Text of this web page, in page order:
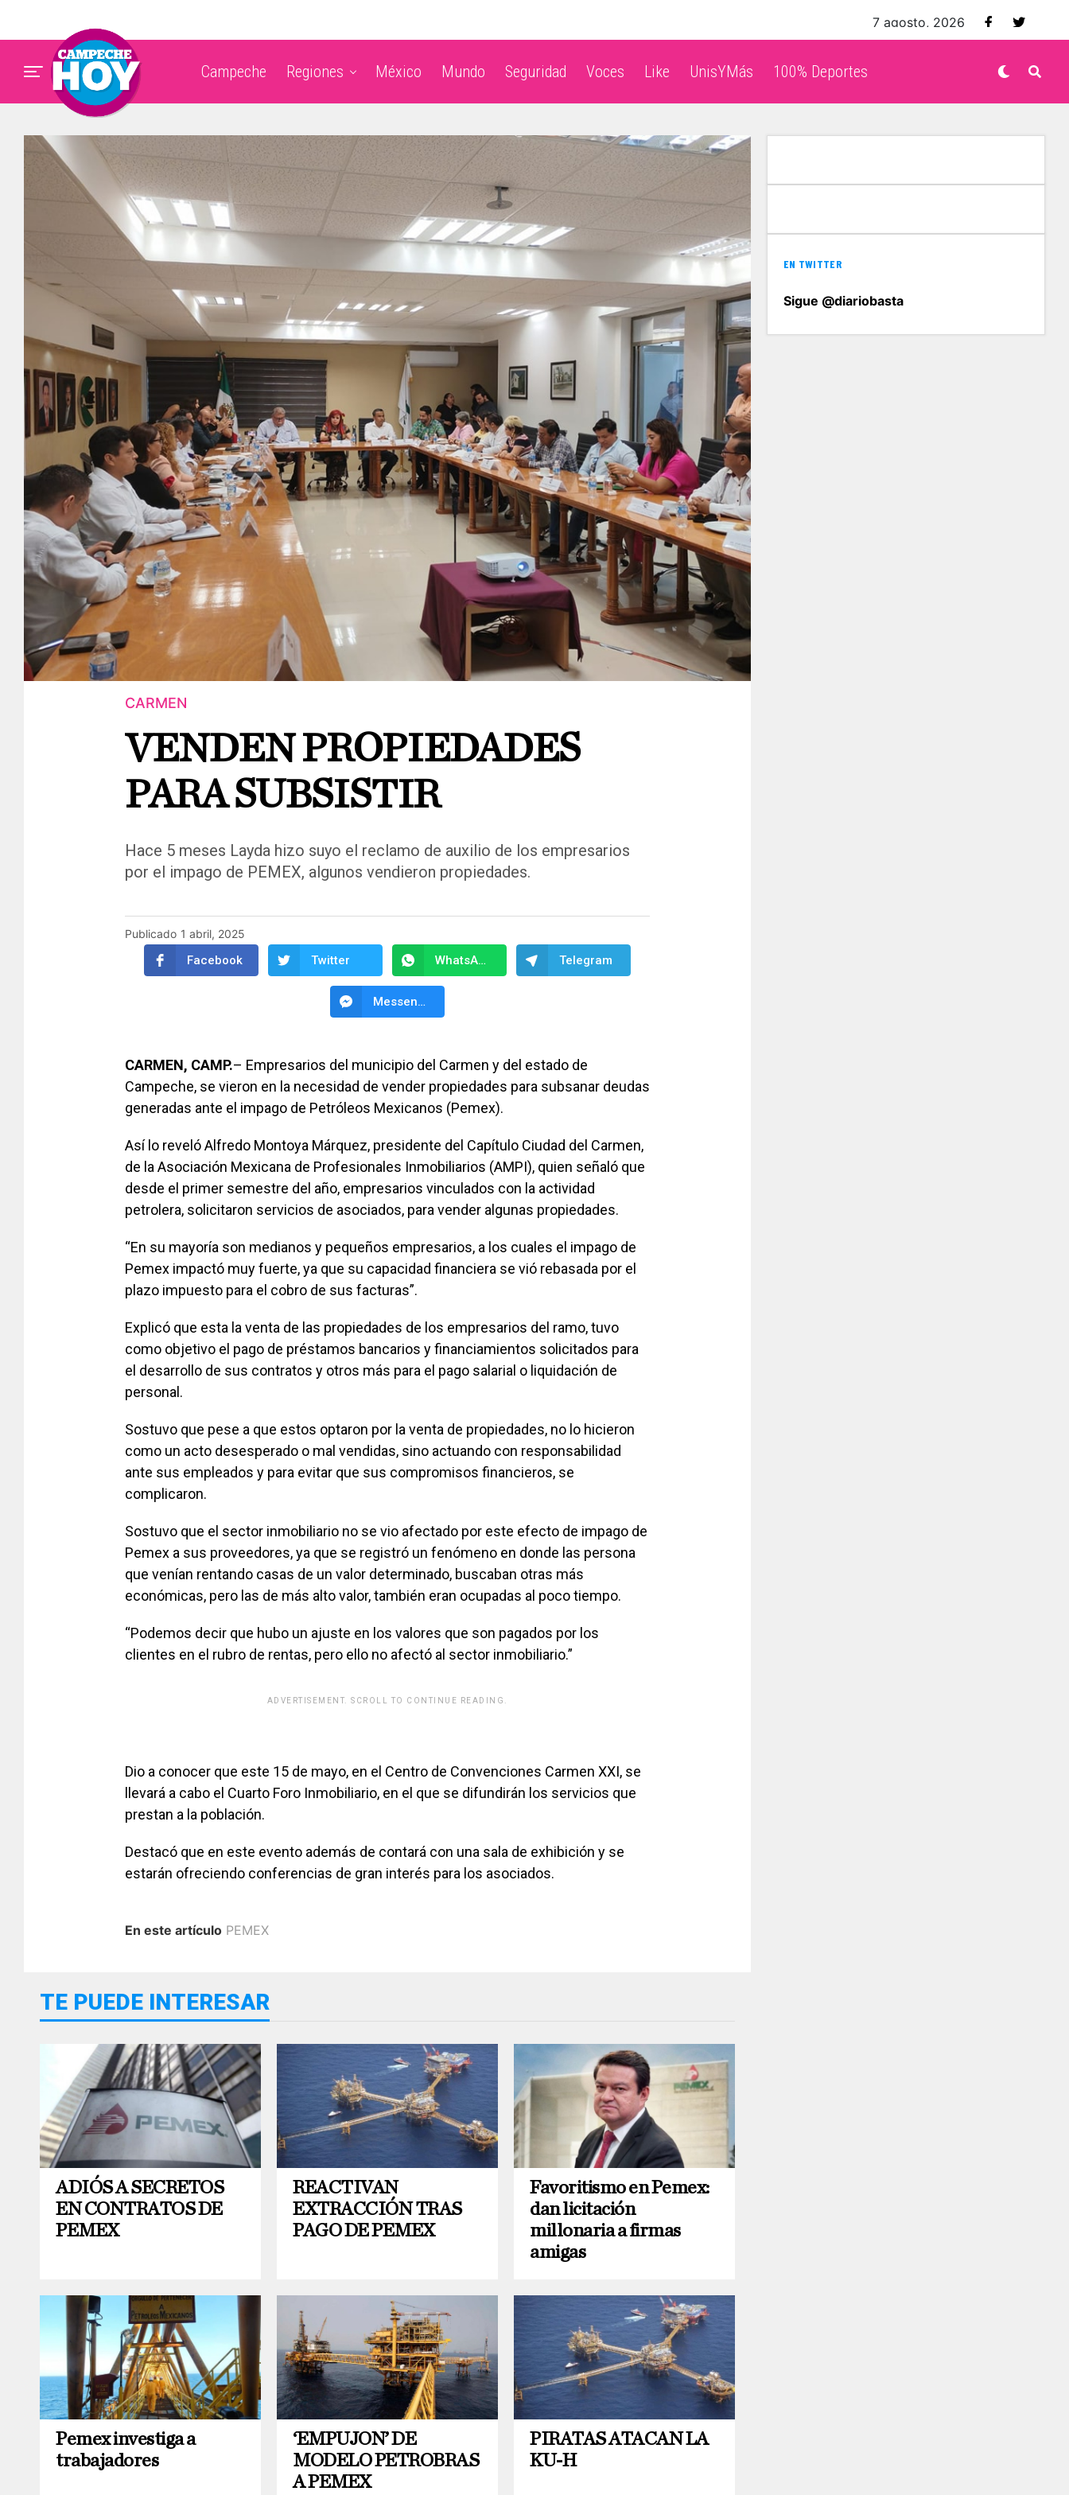
7 agosto, 2026
Campeche Regiones México Mundo Seguridad Voces Like UnisYMás 100% Deportes
CARMEN
VENDEN PROPIEDADES
PARA SUBSISTIR
Hace 5 meses Layda hizo suyo el reclamo de auxilio de los empresarios
por el impago de PEMEX, algunos vendieron propiedades.
Publicado 1 abril, 2025
Facebook Twitter WhatsApp Telegram
Messenger
CARMEN, CAMP.– Empresarios del municipio del Carmen y del estado de
Campeche, se vieron en la necesidad de vender propiedades para subsanar deudas
generadas ante el impago de Petróleos Mexicanos (Pemex).
Así lo reveló Alfredo Montoya Márquez, presidente del Capítulo Ciudad del Carmen,
de la Asociación Mexicana de Profesionales Inmobiliarios (AMPI), quien señaló que
desde el primer semestre del año, empresarios vinculados con la actividad
petrolera, solicitaron servicios de asociados, para vender algunas propiedades.
“En su mayoría son medianos y pequeños empresarios, a los cuales el impago de
Pemex impactó muy fuerte, ya que su capacidad financiera se vió rebasada por el
plazo impuesto para el cobro de sus facturas”.
Explicó que esta la venta de las propiedades de los empresarios del ramo, tuvo
como objetivo el pago de préstamos bancarios y financiamientos solicitados para
el desarrollo de sus contratos y otros más para el pago salarial o liquidación de
personal.
Sostuvo que pese a que estos optaron por la venta de propiedades, no lo hicieron
como un acto desesperado o mal vendidas, sino actuando con responsabilidad
ante sus empleados y para evitar que sus compromisos financieros, se
complicaron.
Sostuvo que el sector inmobiliario no se vio afectado por este efecto de impago de
Pemex a sus proveedores, ya que se registró un fenómeno en donde las persona
que venían rentando casas de un valor determinado, buscaban otras más
económicas, pero las de más alto valor, también eran ocupadas al poco tiempo.
“Podemos decir que hubo un ajuste en los valores que son pagados por los
clientes en el rubro de rentas, pero ello no afectó al sector inmobiliario.”
ADVERTISEMENT. SCROLL TO CONTINUE READING.
Dio a conocer que este 15 de mayo, en el Centro de Convenciones Carmen XXI, se
llevará a cabo el Cuarto Foro Inmobiliario, en el que se difundirán los servicios que
prestan a la población.
Destacó que en este evento además de contará con una sala de exhibición y se
estarán ofreciendo conferencias de gran interés para los asociados.
En este artículo PEMEX
TE PUEDE INTERESAR
ADIÓS A SECRETOS
EN CONTRATOS DE
PEMEX
REACTIVAN
EXTRACCIÓN TRAS
PAGO DE PEMEX
Favoritismo en Pemex:
dan licitación
millonaria a firmas
amigas
Pemex investiga a
trabajadores
‘EMPUJON’ DE
MODELO PETROBRAS
A PEMEX
PIRATAS ATACAN LA
KU-H
EN TWITTER
Sigue @diariobasta